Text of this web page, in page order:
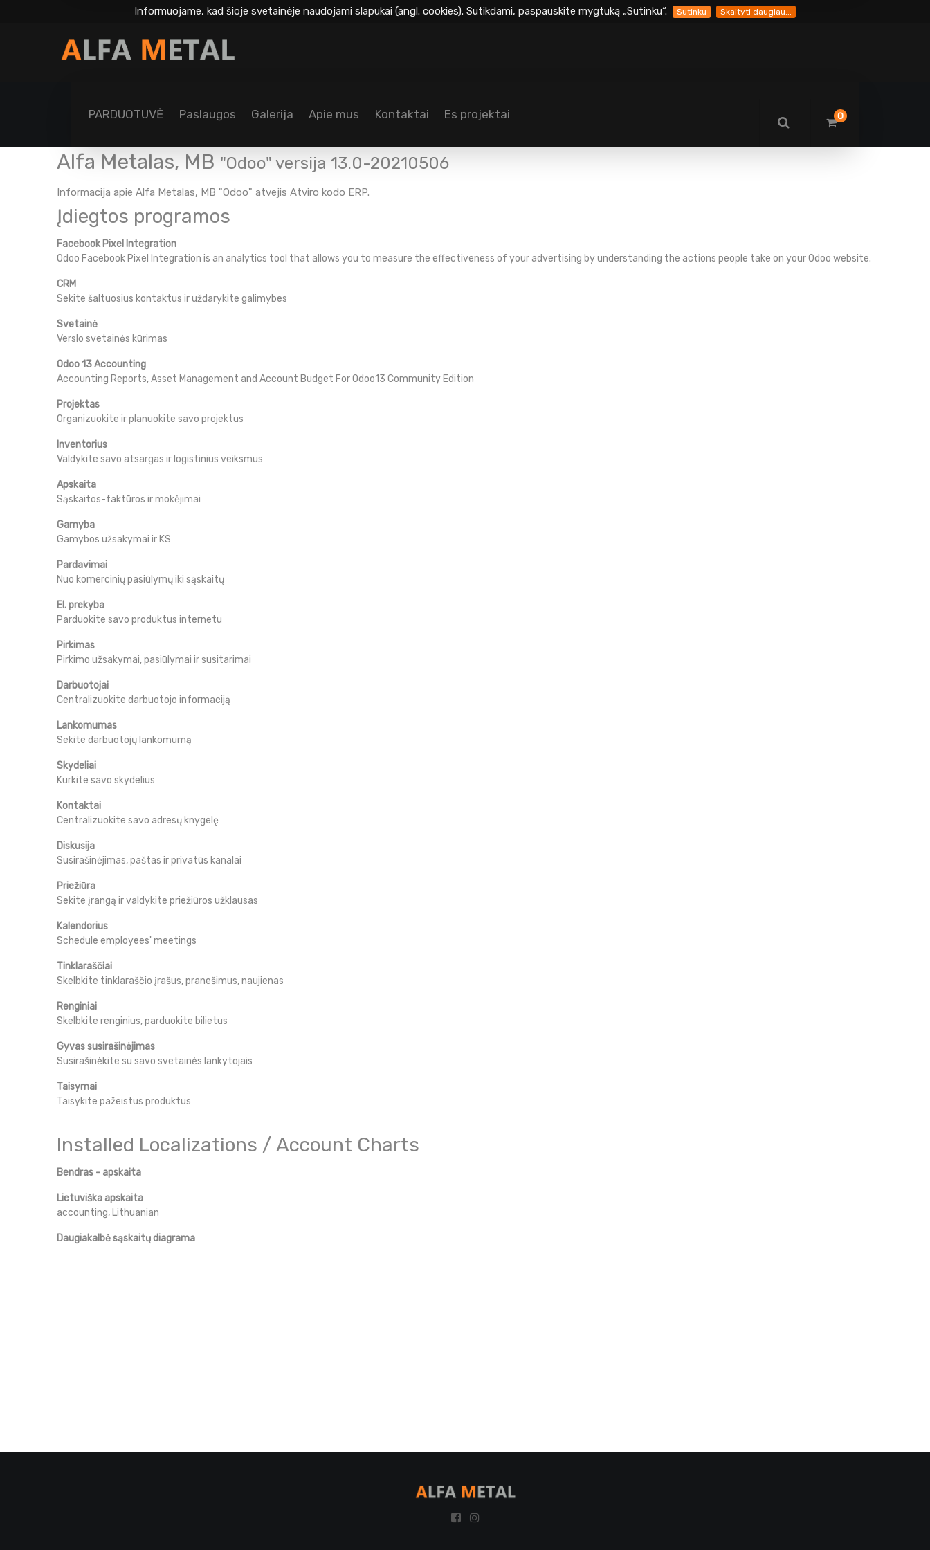
Informuojame, kad šioje svetainėje naudojami slapukai (angl. cookies). Sutikdami, paspauskite mygtuką „Sutinku“. Sutinku Skaityti daugiau...
PARDUOTUVĖ Paslaugos Galerija Apie mus Kontaktai Es projektai 0
Alfa Metalas, MB "Odoo" versija 13.0-20210506
Informacija apie Alfa Metalas, MB "Odoo" atvejisAtviro kodo ERP.
Įdiegtos programos
Facebook Pixel Integration
Odoo Facebook Pixel Integration is an analytics tool that allows you to measure the effectiveness of your advertising by understanding the actions people take on your Odoo website.
CRM
Sekite šaltuosius kontaktus ir uždarykite galimybes
Svetainė
Verslo svetainės kūrimas
Odoo 13 Accounting
Accounting Reports, Asset Management and Account Budget For Odoo13 Community Edition
Projektas
Organizuokite ir planuokite savo projektus
Inventorius
Valdykite savo atsargas ir logistinius veiksmus
Apskaita
Sąskaitos-faktūros ir mokėjimai
Gamyba
Gamybos užsakymai ir KS
Pardavimai
Nuo komercinių pasiūlymų iki sąskaitų
El. prekyba
Parduokite savo produktus internetu
Pirkimas
Pirkimo užsakymai, pasiūlymai ir susitarimai
Darbuotojai
Centralizuokite darbuotojo informaciją
Lankomumas
Sekite darbuotojų lankomumą
Skydeliai
Kurkite savo skydelius
Kontaktai
Centralizuokite savo adresų knygelę
Diskusija
Susirašinėjimas, paštas ir privatūs kanalai
Priežiūra
Sekite įrangą ir valdykite priežiūros užklausas
Kalendorius
Schedule employees' meetings
Tinklaraščiai
Skelbkite tinklaraščio įrašus, pranešimus, naujienas
Renginiai
Skelbkite renginius, parduokite bilietus
Gyvas susirašinėjimas
Susirašinėkite su savo svetainės lankytojais
Taisymai
Taisykite pažeistus produktus
Installed Localizations / Account Charts
Bendras - apskaita
Lietuviška apskaita
accounting, Lithuanian
Daugiakalbė sąskaitų diagrama